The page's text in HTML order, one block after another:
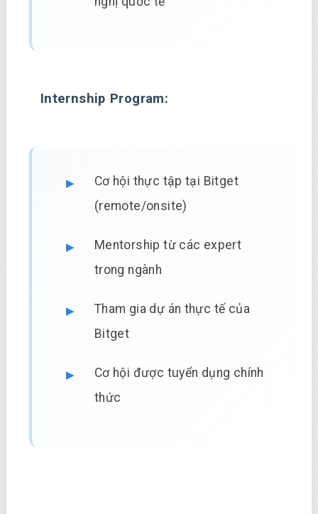
Internship Program:
Cơ hội thực tập tại Bitget
(remote/onsite)
Mentorship từ các expert
trong ngành
Tham gia dự án thực tế của
Bitget
Cơ hội được tuyển dụng chính
thức